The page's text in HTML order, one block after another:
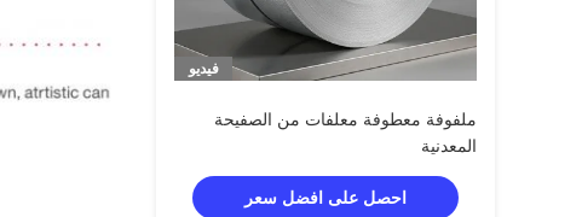
فيديو
ملفوفة معطوفة معلفات من الصفيحة
المعدنية
احصل على افضل سعر